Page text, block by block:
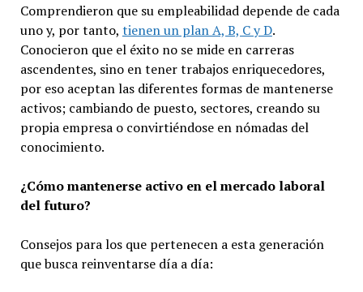
Comprendieron que su empleabilidad depende de cada
uno y, por tanto, tienen un plan A, B, C y D.
Conocieron que el éxito no se mide en carreras
ascendentes, sino en tener trabajos enriquecedores,
por eso aceptan las diferentes formas de mantenerse
activos; cambiando de puesto, sectores, creando su
propia empresa o convirtiéndose en nómadas del
conocimiento.
¿Cómo mantenerse activo en el mercado laboral
del futuro?
Consejos para los que pertenecen a esta generación
que busca reinventarse día a día: